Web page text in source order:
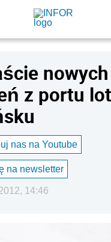
nowych
z portu
nas na Youtube
na newsletter
14:46